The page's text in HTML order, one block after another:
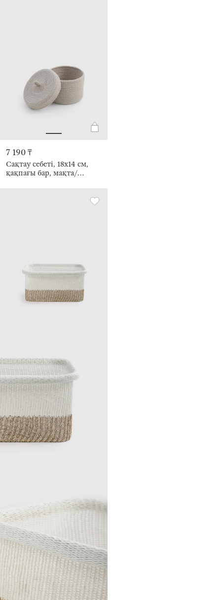
7 190 ₸
Сақтау себеті, 18х14 см,
қақпағы бар, мақта/